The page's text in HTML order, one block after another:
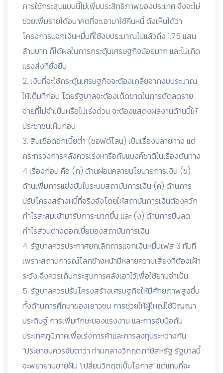
การใช้กระสุนแบบนี้ไม่เพิ่มประสิทธิภาพของประเทศ จึงจะไม่
ช่วยเพิ่มรายได้อนาคตที่จะเอามาใช้คืนหนี้ ดังเห็นได้ว่า
โครงการแจกเงินหมื่นที่ใช้งบประมาณไปแล้วถึง 1.75 แสน
ล้านบาท ก็ได้ผลในการกระตุ้นเศรษฐกิจน้อยมาก และไม่เกิด
แรงส่งที่ยั่งยืน
2. เงินที่จะใช้กระตุ้นเศรษฐกิจจะต้องเกลี่ยจากงบประมาณ
ให้เต็มที่ก่อน โดยรัฐบาลจะต้องเด็ดขาดในการตัดลดราย
จ่ายที่ไม่จำเป็นหรือไม่เร่งด่วน จะต้องแสดงผลงานด้านนี้ให้
ประชาชนเห็นก่อน
3. สินเชื่อดอกเบี้ยต่ำ (ซอฟต์โลน) เป็นเรื่องปลายทาง แต่
กระทรวงการคลังควรเร่งหารือกับแบงค์ชาติในเรื่องต้นทาง
4 เรื่องก่อน คือ (ก) ด้านผ่อนคลายนโยบายการเงิน (ข)
ด้านเพิ่มการแข่งขันในระบบสถาบันการเงิน (ค) ด้านการ
ปรับโครงสร้างหนี้ที่จริงจังโดยให้สถาบันการเงินต้องควัก
กำไรสะสมเข้ามารับภาระมากขึ้น และ (ง) ด้านการบีบลด
กำไรส่วนต่างดอกเบี้ยของสถาบันการเงิน
4. รัฐบาลควรประกาศยกเลิกการแจกเงินหมื่นเฟส 3 ทันที
เพราะสถานการณ์โลกข้างหน้ามีหลายความเสี่ยงที่ต้องเฝ้า
ระวัง จึงควรเก็บกระสุนการคลังเอาไว้เพื่อใช้ยามจำเป็น
5. รัฐบาลควรปรับโครงสร้างเศรษฐกิจให้มีศักยภาพสูงขึ้น
ทั้งด้านการศึกษาของเยาวชน การช่วยให้ผู้ใหญ่ใช้ปัญญา
ประดิษฐ์ การเพิ่มทักษะของแรงงาน และการจับมือกับ
ประเทศภูมิภาคเพื่อเร่งการค้าและการลงทุนระหว่างกัน
“ประชาชนควรจับตาว่า ท่ามกลางวิกฤตภาษีสหรัฐ รัฐบาลนี้
จะพยายามขายฝัน ’เปลี่ยนวิกฤตเป็นโอกาส‘ แต่แทนที่จะ